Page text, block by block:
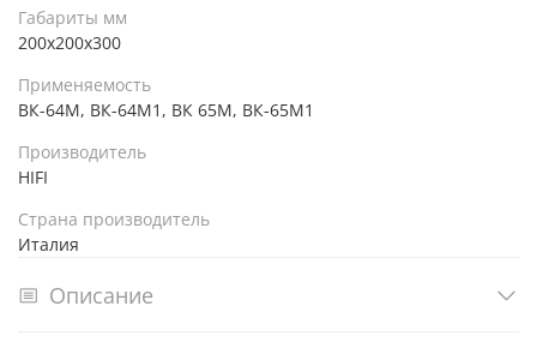
Габариты мм
200х200х300
Применяемость
ВК-64М, ВК-64М1, ВК 65М, ВК-65М1
Производитель
HIFI
Страна производитель
Италия
Описание